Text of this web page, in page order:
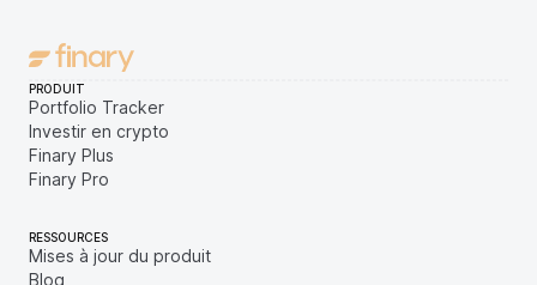
PRODUIT
Portfolio Tracker
Investir en crypto
Finary Plus
Finary Pro
RESSOURCES
Mises à jour du produit
Blog